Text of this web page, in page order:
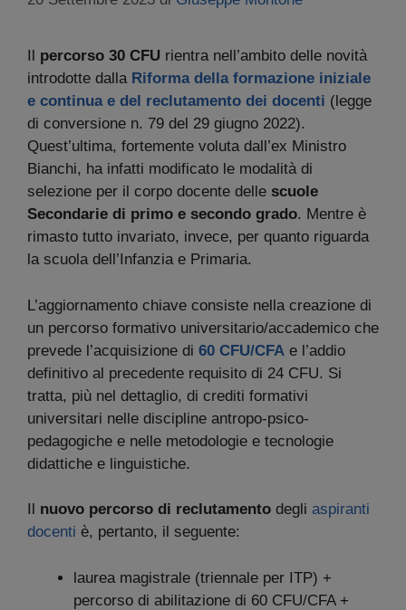
percorso 30 CFU rientra nell’ambito delle novità
introdotte dalla Riforma della formazione iniziale
e continua e del reclutamento dei docenti (legge
di conversione n. 79 del 29 giugno 2022).
Quest’ultima, fortemente voluta dall’ex Ministro
Bianchi, ha infatti modificato le modalità di
selezione per il corpo docente delle scuole
Secondarie di primo e secondo grado. Mentre è
rimasto tutto invariato, invece, per quanto riguarda
la scuola dell’Infanzia e Primaria.
L’aggiornamento chiave consiste nella creazione di
un percorso formativo universitario/accademico che
prevede l’acquisizione di 60 CFU/CFA e l’addio
definitivo al precedente requisito di 24 CFU. Si
tratta, più nel dettaglio, di crediti formativi
universitari nelle discipline antropo-psico-
pedagogiche e nelle metodologie e tecnologie
didattiche e linguistiche.
nuovo percorso di reclutamento degli aspiranti
docenti è, pertanto, il seguente:
laurea magistrale (triennale per ITP) +
percorso di abilitazione di 60 CFU/CFA +